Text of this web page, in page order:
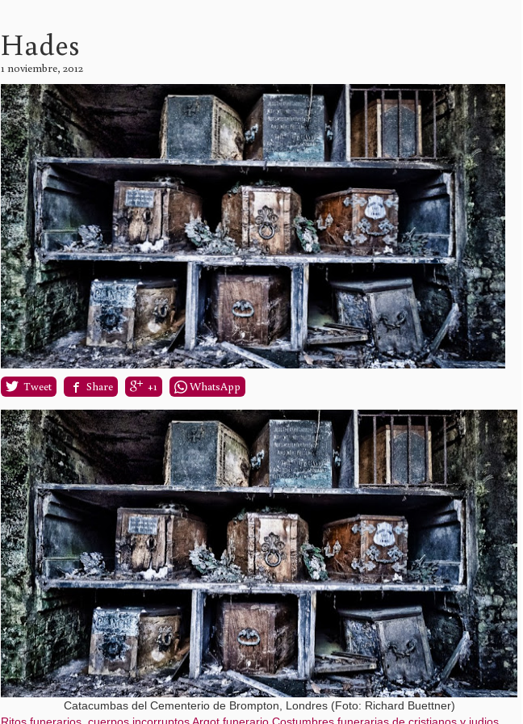
Hades
1 noviembre, 2012
Tweet Share +1 WhatsApp
Catacumbas del Cementerio de Brompton, Londres (Foto: Richard Buettner)
Ritos funerarios, cuerpos incorruptos Argot funerario Costumbres funerarias de cristianos y judios